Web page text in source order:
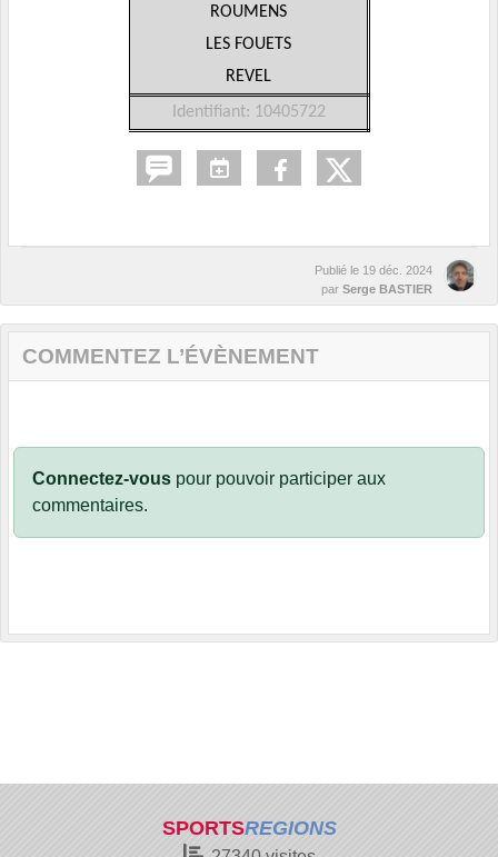
ROUMENS
LES FOUETS
REVEL
Identifiant: 10405722
Publié le 19 déc. 2024
par Serge BASTIER
COMMENTEZ L’ÉVÈNEMENT
Connectez-vous pour pouvoir participer aux
commentaires.
SPORTSREGIONS